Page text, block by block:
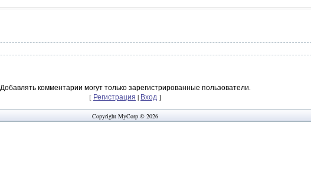
Добавлять комментарии могут только зарегистрированные пользователи.
[ Регистрация | Вход ]
Copyright MyCorp © 2026